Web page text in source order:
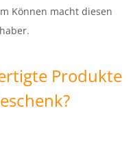
Können macht diesen
Produkte